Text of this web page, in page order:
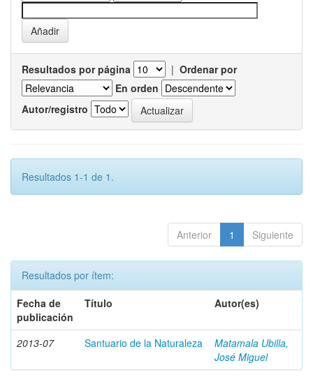
Resultados por página | Ordenar por
En orden
Autor/registro
Resultados 1-1 de 1.
Anterior 1 Siguiente
Resultados por ítem:
Fecha de
publicación
Título Autor(es)
2013-07 Santuario de la Naturaleza
Matamala Ubilla,
José Miguel